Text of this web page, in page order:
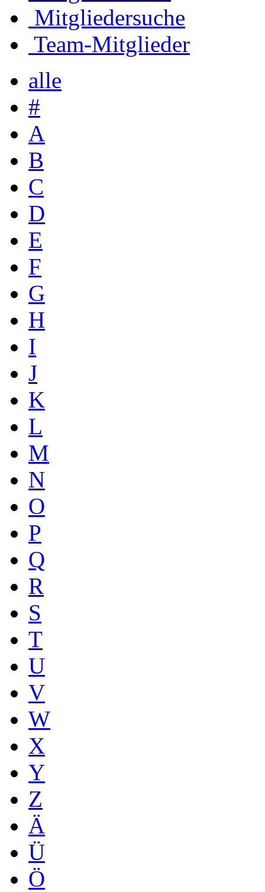
Mitgliedersuche
Team-Mitglieder
alle
#
A
B
C
D
E
F
G
H
I
J
K
L
M
N
O
P
Q
R
S
T
U
V
W
X
Y
Z
Ä
Ü
Ö